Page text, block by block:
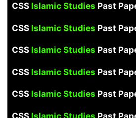
CSS Islamic Studies Past
CSSIslamic Studies Past
CSSIslamic Studies Past
CSS Islamic Studies Past
CSS Islamic Studies Past
CSS Islamic Studies Past